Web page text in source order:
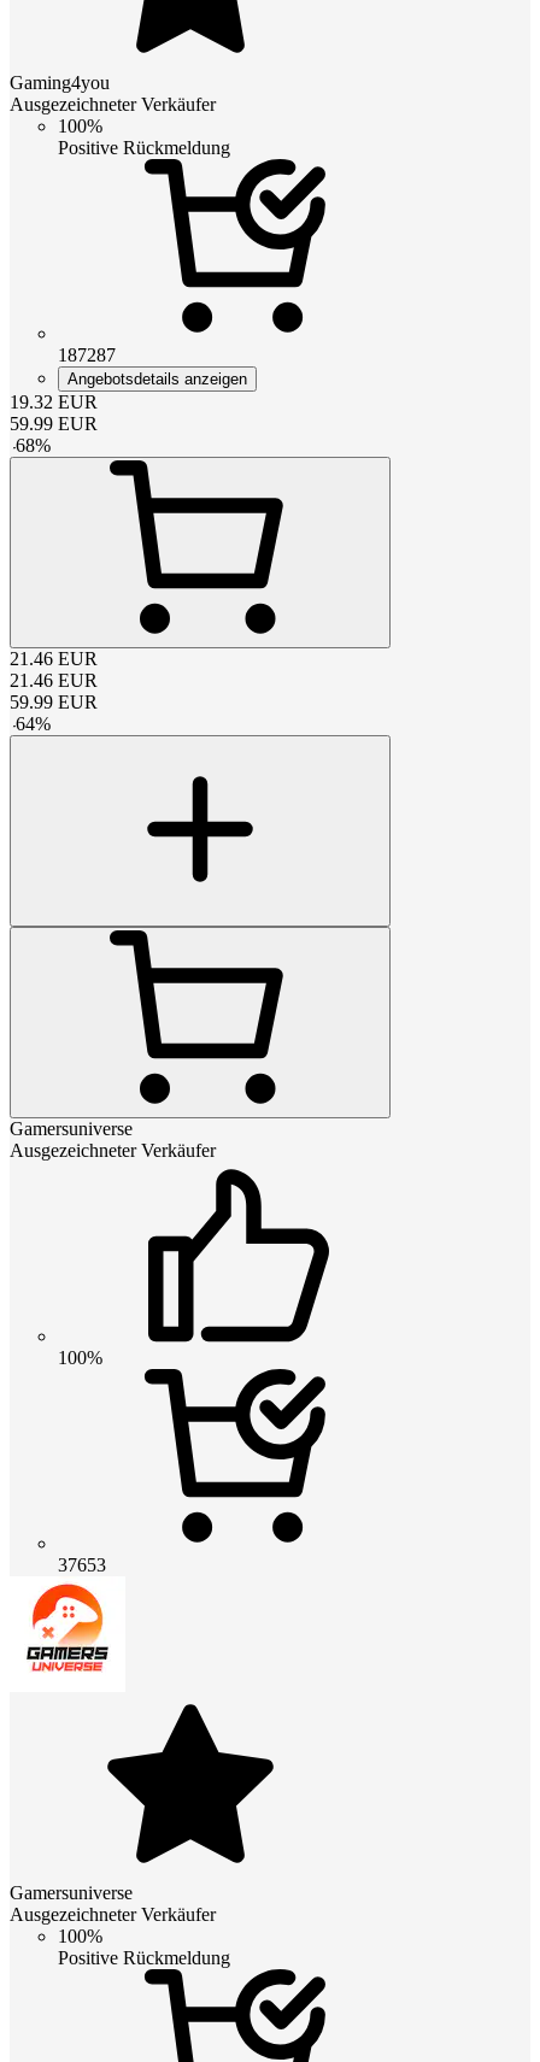
Gaming4you
Ausgezeichneter Verkäufer
100%
Positive Rückmeldung
187287
Angebotsdetails anzeigen
19.32 EUR
59.99 EUR
-68%
21.46 EUR
21.46 EUR
59.99 EUR
-64%
Gamersuniverse
Ausgezeichneter Verkäufer
100%
37653
Gamersuniverse
Ausgezeichneter Verkäufer
100%
Positive Rückmeldung